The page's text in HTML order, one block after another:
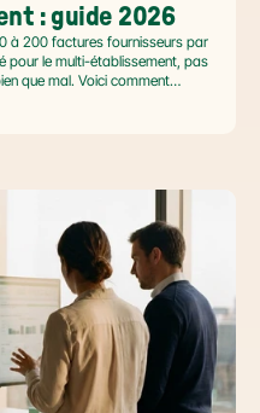
: guide 2026
à 200 factures fournisseurs par
pour le multi-établissement, pas
que mal. Voici comment
locale, capturer le levier BFR